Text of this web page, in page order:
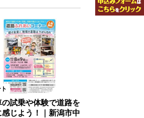
の試乗や体験で道路を
感じよう！｜新潟市中